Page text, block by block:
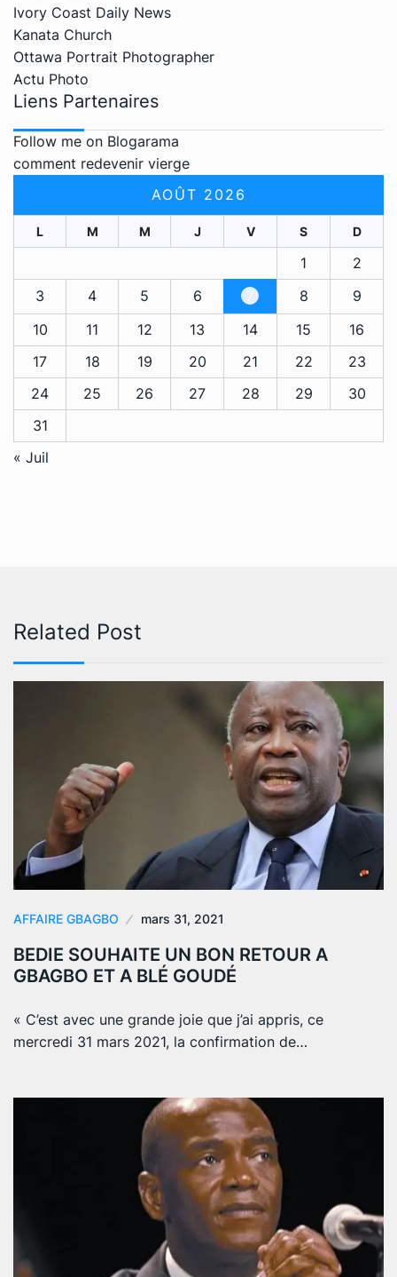
Ivory Coast Daily News
Kanata Church
Ottawa Portrait Photographer
Actu Photo
Liens Partenaires
Follow me on Blogarama
comment redevenir vierge
AOÛT 2026
L M M J V S D
1
2
3
4 5 6 7 8
9
10
11 12 13 14 15
16
17
18 19 20 21 22
23
24
25 26 27 28 29
30
31
« Juil
Related Post
AFFAIRE GBAGBO mars 31, 2021
BEDIE SOUHAITE UN BON RETOUR A
GBAGBO ET A BLÉ GOUDÉ
« C’est avec une grande joie que j’ai appris, ce
mercredi 31 mars 2021, la confirmation de…